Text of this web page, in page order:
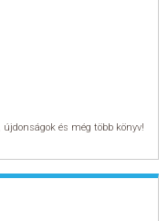
és még több könyv!